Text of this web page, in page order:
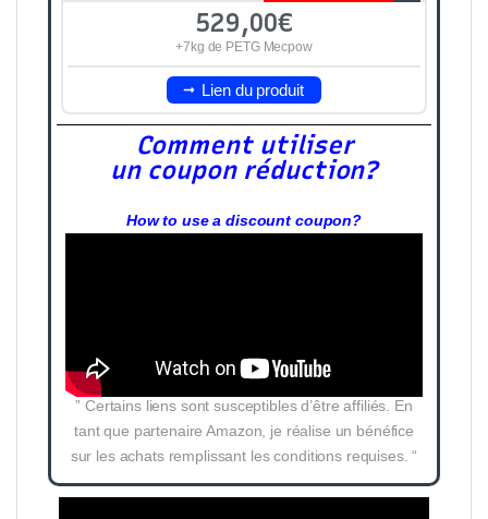
529,00€
+7kg de PETG Mecpow
Lien du produit
Comment utiliser
un coupon réduction?
How to use a discount coupon?
” Certains liens sont susceptibles d’être affiliés. En
tant que partenaire Amazon, je réalise un bénéfice
sur les achats remplissant les conditions requises. “